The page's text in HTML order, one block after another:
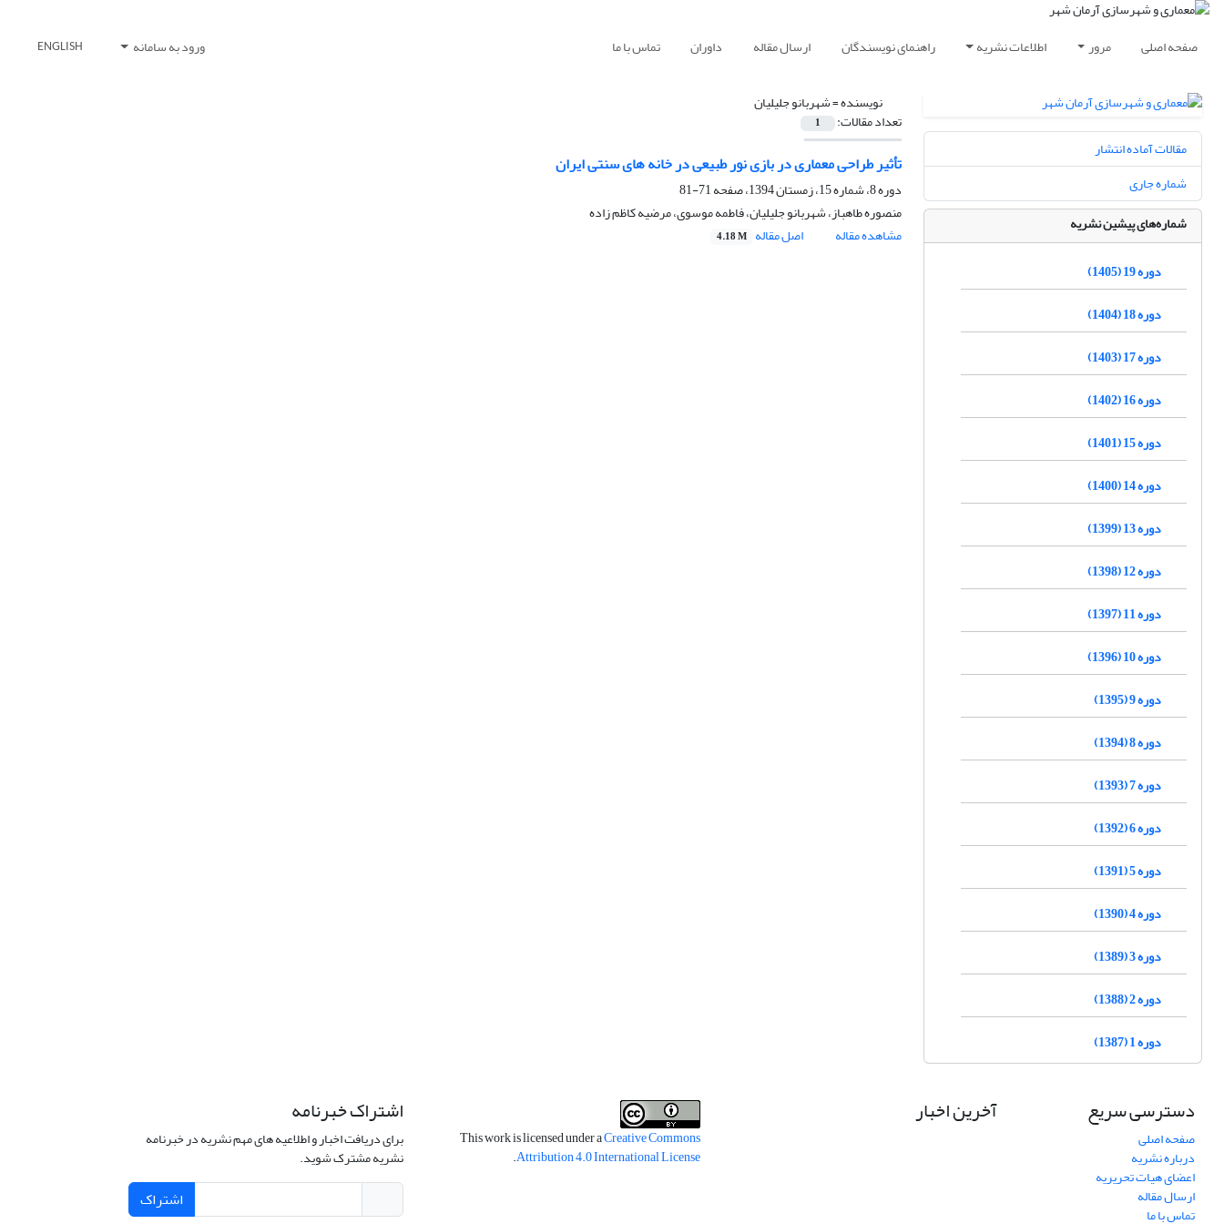
صفحه اصلی مرور اطلاعات نشریه راهنمای نویسندگان ارسال مقاله داوران تماس با ما ورود به سامانه ENGLISH
نویسنده =شهربانو جلیلیان
تعداد مقالات: 1
تأثیر طراحی معماری در بازی نور طبیعی در خانه های سنتی ایران
دوره 8، شماره 15، زمستان 1394، صفحه
71-81
منصوره طاهباز، شهربانو جلیلیان، فاطمه موسوی، مرضیه کاظم زاده
مشاهده مقاله
اصل مقاله 4.18 M
مقالات آماده انتشار
شماره جاری
شماره‌های پیشین نشریه
دوره 19 (1405)
دوره 18 (1404)
دوره 17 (1403)
دوره 16 (1402)
دوره 15 (1401)
دوره 14 (1400)
دوره 13 (1399)
دوره 12 (1398)
دوره 11 (1397)
دوره 10 (1396)
دوره 9 (1395)
دوره 8 (1394)
دوره 7 (1393)
دوره 6 (1392)
دوره 5 (1391)
دوره 4 (1390)
دوره 3 (1389)
دوره 2 (1388)
دوره 1 (1387)
دسترسی سریع
صفحه اصلی
درباره نشریه
اعضای هیات تحریریه
ارسال مقاله
تماس با ما
آخرین اخبار
This work is licensed under aCreative Commons
Attribution 4.0 International License
.
اشتراک خبرنامه
برای دریافت اخبار و اطلاعیه های مهم نشریه در خبرنامه
نشریه مشترک شوید.
اشتراک